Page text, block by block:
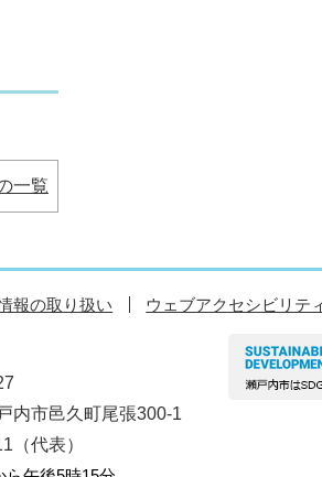
一覧
報の取り扱い ウェブアクセシビリテ
市邑久町尾張300-1
（代表）